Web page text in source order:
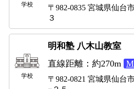
学校
〒982-0835 宮城県仙台
３
学校
明和塾 八木山教室
直線距離：約270m
〒982-0821 宮城県仙台